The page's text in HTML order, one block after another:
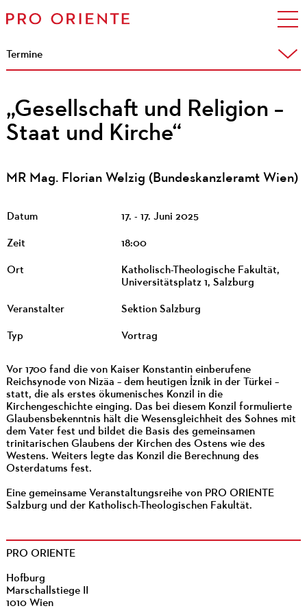
Termine
„Gesellschaft und Religion –
Staat und Kirche“
MR Mag. Florian Welzig (Bundeskanzleramt Wien)
Datum 17. - 17. Juni 2025
Zeit 18:00
Ort
Katholisch-Theologische Fakultät,
Universitätsplatz 1, Salzburg
Veranstalter Sektion Salzburg
Typ Vortrag
Vor 1700 fand die von Kaiser Konstantin einberufene
Reichsynode von Nizäa – dem heutigen İznik in der Türkei –
statt, die als erstes ökumenisches Konzil in die
Kirchengeschichte einging. Das bei diesem Konzil formulierte
Glaubensbekenntnis hält die Wesensgleichheit des Sohnes mit
dem Vater fest und bildet die Basis des gemeinsamen
trinitarischen Glaubens der Kirchen des Ostens wie des
Westens. Weiters legte das Konzil die Berechnung des
Osterdatums fest.
Eine gemeinsame Veranstaltungsreihe von PRO ORIENTE
Salzburg und der Katholisch-Theologischen Fakultät.
PRO ORIENTE
Hofburg
Marschallstiege II
1010 Wien